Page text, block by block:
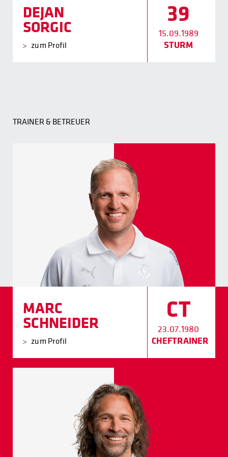
DEJAN
SORGIC
zum Profil
39
15.09.1989
STURM
TRAINER & BETREUER
MARC
SCHNEIDER
zum Profil
CT
23.07.1980
CHEFTRAINER